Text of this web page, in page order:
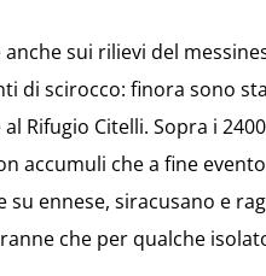
sui rilievi del
di scirocco: finora sono
al Rifugio Citelli. Sopra i
accumuli che a fine
su ennese, siracusano e
che per qualche